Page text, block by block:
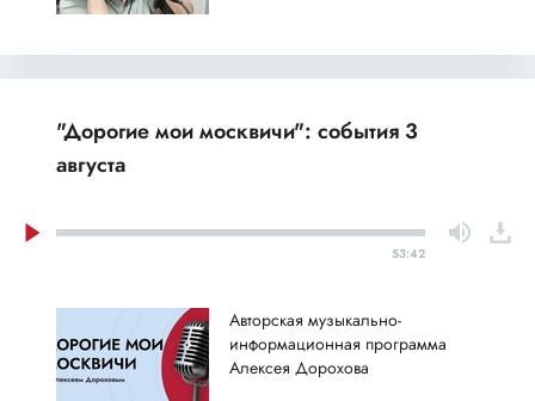
"Дорогие мои москвичи": события 3
августа
53:42
Авторская музыкально-
информационная программа
Алексея Дорохова